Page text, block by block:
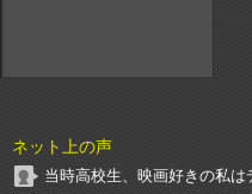
ネット上の声
当時高校生、映画好きの私